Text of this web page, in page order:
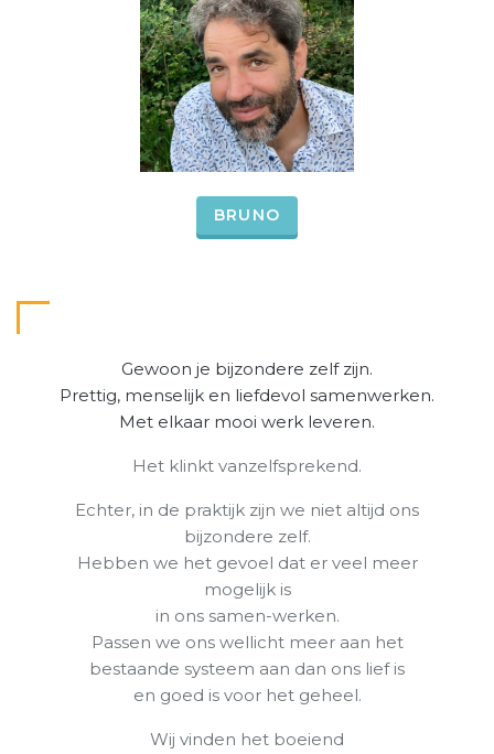
BRUNO
Gewoon je bijzondere zelf zijn.
Prettig, menselijk en liefdevol samenwerken.
Met elkaar mooi werk leveren.
Het klinkt vanzelfsprekend.
Echter, in de praktijk zijn we niet altijd ons
bijzondere zelf.
Hebben we het gevoel dat er veel meer
mogelijk is
in ons samen-werken.
Passen we ons wellicht meer aan het
bestaande systeem aan dan ons lief is
en goed is voor het geheel.
Wij vinden het boeiend